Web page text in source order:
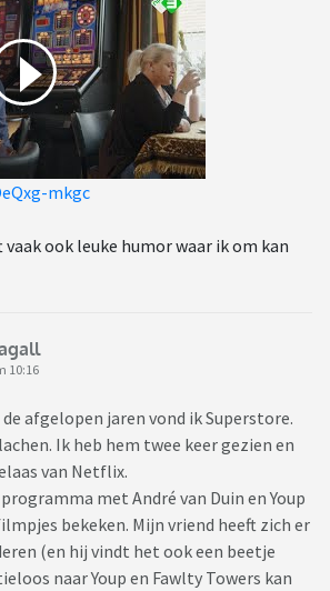
mkgc
ook leuke humor waar ik om kan
10:16
afgelopen jaren vond ik Superstore.
Ik heb hem twee keer gezien en
van Netflix.
met André van Duin en Youp
bekeken. Mijn vriend heeft zich er
(en hij vindt het ook een beetje
naar Youp en Fawlty Towers kan